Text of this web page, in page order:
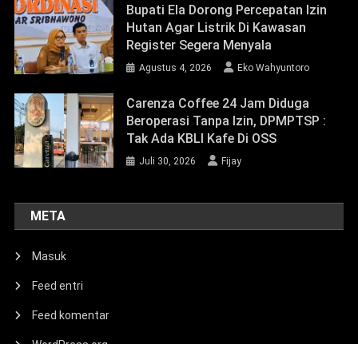
Bupati Ela Dorong Percepatan Izin
Hutan Agar Listrik Di Kawasan
Register Segera Menyala
Agustus 4, 2026 Eko Wahyuntoro
Carenza Coffee 24 Jam Diduga
Beroperasi Tanpa Izin, DPMPTSP :
Tak Ada KBLI Kafe Di OSS
Juli 30, 2026 Fijay
META
Masuk
Feed entri
Feed komentar